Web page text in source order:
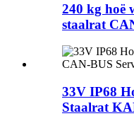
240 kg hoë
staalrat
33V IP68
Staalrat